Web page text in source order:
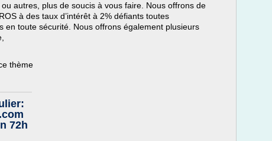
autres, plus de soucis à vous faire. Nous offrons de
à des taux d’intérêt à 2% défiants toutes
en toute sécurité. Nous offrons également plusieurs
thème
72h